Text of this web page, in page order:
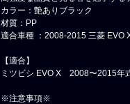
カラー：艶ありブラック
材質：PP
適合車種 ：2008-2015 三菱 EVO
【適合】
ミツビシ EVO X 2008〜2015年
※注意事項※